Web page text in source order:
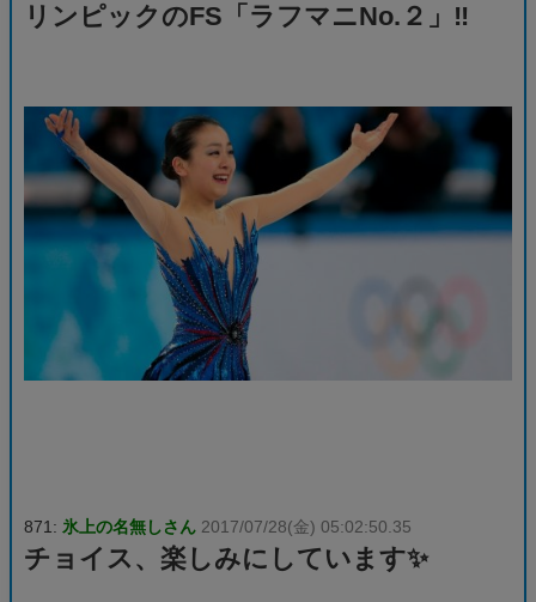
リンピックのFS「ラフマニNo.２」‼️
871: 氷上の名無しさん 2017/07/28(金) 05:02:50.35
チョイス、楽しみにしています✨